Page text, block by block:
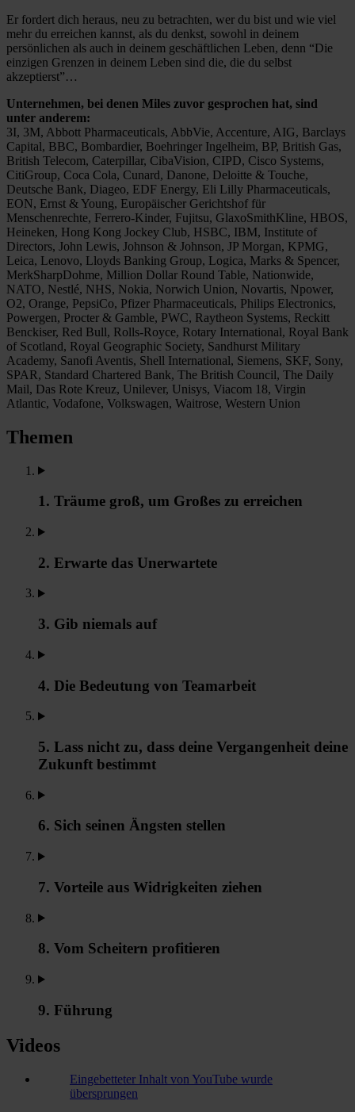
Er fordert dich heraus, neu zu betrachten, wer du bist und wie viel
mehr du erreichen kannst, als du denkst, sowohl in deinem
persönlichen als auch in deinem geschäftlichen Leben, denn “Die
einzigen Grenzen in deinem Leben sind die, die du selbst
akzeptierst”…
Unternehmen, bei denen Miles zuvor gesprochen hat, sind
unter anderem:
3I, 3M, Abbott Pharmaceuticals, AbbVie, Accenture, AIG, Barclays
Capital, BBC, Bombardier, Boehringer Ingelheim, BP, British Gas,
British Telecom, Caterpillar, CibaVision, CIPD, Cisco Systems,
CitiGroup, Coca Cola, Cunard, Danone, Deloitte & Touche,
Deutsche Bank, Diageo, EDF Energy, Eli Lilly Pharmaceuticals,
EON, Ernst & Young, Europäischer Gerichtshof für
Menschenrechte, Ferrero-Kinder, Fujitsu, GlaxoSmithKline, HBOS,
Heineken, Hong Kong Jockey Club, HSBC, IBM, Institute of
Directors, John Lewis, Johnson & Johnson, JP Morgan, KPMG,
Leica, Lenovo, Lloyds Banking Group, Logica, Marks & Spencer,
MerkSharpDohme, Million Dollar Round Table, Nationwide,
NATO, Nestlé, NHS, Nokia, Norwich Union, Novartis, Npower,
O2, Orange, PepsiCo, Pfizer Pharmaceuticals, Philips Electronics,
Powergen, Procter & Gamble, PWC, Raytheon Systems, Reckitt
Benckiser, Red Bull, Rolls-Royce, Rotary International, Royal Bank
of Scotland, Royal Geographic Society, Sandhurst Military
Academy, Sanofi Aventis, Shell International, Siemens, SKF, Sony,
SPAR, Standard Chartered Bank, The British Council, The Daily
Mail, Das Rote Kreuz, Unilever, Unisys, Viacom 18, Virgin
Atlantic, Vodafone, Volkswagen, Waitrose, Western Union
Themen
1. Träume groß, um Großes zu erreichen
2. Erwarte das Unerwartete
3. Gib niemals auf
4. Die Bedeutung von Teamarbeit
5. Lass nicht zu, dass deine Vergangenheit deine
Zukunft bestimmt
6. Sich seinen Ängsten stellen
7. Vorteile aus Widrigkeiten ziehen
8. Vom Scheitern profitieren
9. Führung
Videos
Eingebetteter Inhalt von YouTube wurde
übersprungen